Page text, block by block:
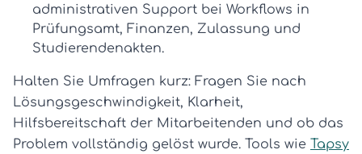
administrativen Support bei Workflows in
Prüfungsamt, Finanzen, Zulassung und
Studierendenakten.
Halten Sie Umfragen kurz: Fragen Sie nach
Lösungsgeschwindigkeit, Klarheit,
Hilfsbereitschaft der Mitarbeitenden und ob das
Problem vollständig gelöst wurde. Tools wie Tapsy